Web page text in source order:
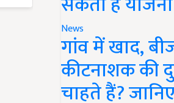
News
गांव में खाद,
कीटनाशक की
चाहते हैं?